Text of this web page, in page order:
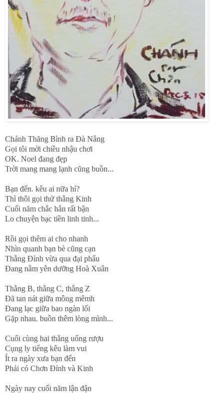
Chánh Thăng Bình ra Đà Nẵng
Gọi tôi mời chiều nhậu chơi
OK. Noel đang đẹp
Trời mang mang lạnh cũng buồn...
Bạn đến. kêu ai nữa hỉ?
Thì thôi gọi thử thằng Kinh
Cuối năm chắc hắn rất bận
Lo chuyện bạc tiền linh tinh...
Rồi gọi thêm ai cho nhanh
Nhìn quanh bạn bè cũng cạn
Thằng Đỉnh vừa qua đại phẩu
Đang nằm yên dưỡng Hoà Xuân
Thằng B, thằng C, thằng Z
Đã tan nát giữa mông mêmh
Đang lạc giữa bao ngàn lối
Gặp nhau. buồn thêm lòng mình...
Cuối cùng hai thằng uống rượu
Cụng ly tiếng kêu làm vui
Ít ra ngày xưa bạn đến
Phải có Chơn Đỉnh và Kinh
Ngày nay cuối năm lận đận